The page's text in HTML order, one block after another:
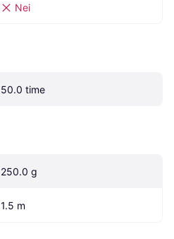
Nei
50.0 time
250.0 g
1.5 m